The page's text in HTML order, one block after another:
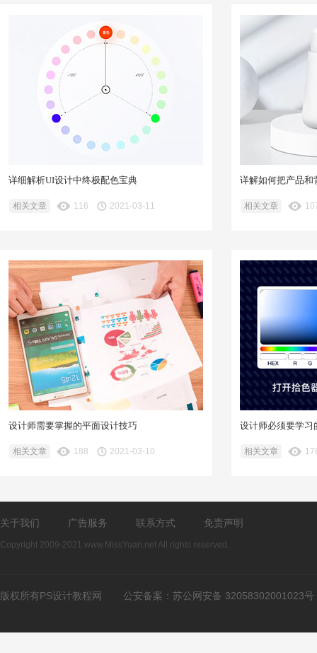
详细解析UI设计中终极配色宝典
相关文章 116 2021-03-11
详解如何把产品和
相关文章
设计师需要掌握的平面设计技巧
相关文章 188 2021-03-10
设计师必须要学习
相关文章
关于我们 广告服务 联系方式 免责声明
Copyright 2009-2021 www.MissYuan.net All rights reserved.
版权所有PS设计教程网 公安备案： 苏公网安备 32058302001023号